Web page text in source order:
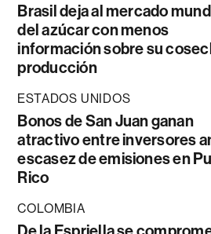
Brasil deja al mercado
del azúcar con menos
información sobre su
producción
ESTADOS UNIDOS
Bonos de San Juan ganan
atractivo entre inversores
escasez de emisiones en
Rico
COLOMBIA